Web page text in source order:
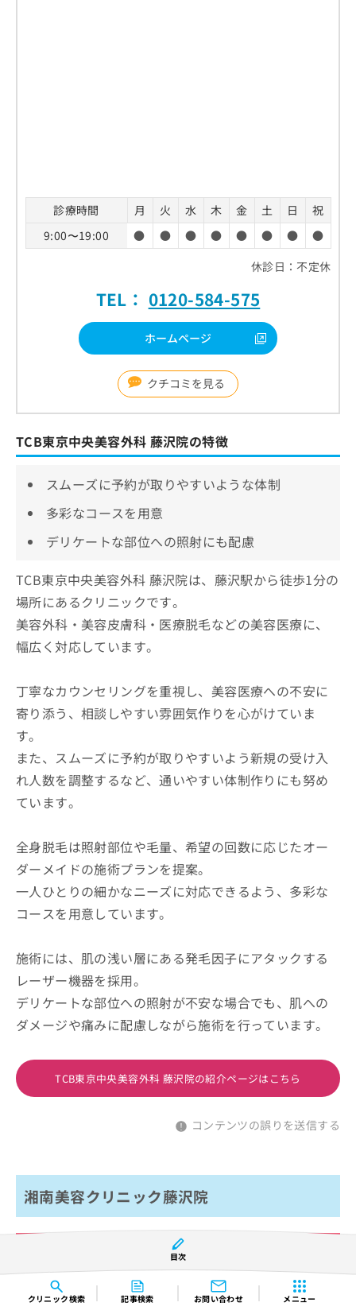
クリニック検索 記事検索 お問い合わせ メニュー
診療時間 月 火 水 木 金 土 日
祝
9:00〜19:00
● ● ● ● ● ● ●
●
休診日：不定休
TEL： 0120-584-575
ホームページ
クチコミを見る
TCB東京中央美容外科 藤沢院の特徴
スムーズに予約が取りやすいような体制
多彩なコースを用意
デリケートな部位への照射にも配慮
TCB東京中央美容外科 藤沢院は、藤沢駅から徒歩1分の
場所にあるクリニックです。
美容外科・美容皮膚科・医療脱毛などの美容医療に、
幅広く対応しています。
丁寧なカウンセリングを重視し、美容医療への不安に
寄り添う、相談しやすい雰囲気作りを心がけていま
す。
また、スムーズに予約が取りやすいよう新規の受け入
れ人数を調整するなど、通いやすい体制作りにも努め
ています。
全身脱毛は照射部位や毛量、希望の回数に応じたオー
ダーメイドの施術プランを提案。
一人ひとりの細かなニーズに対応できるよう、多彩な
コースを用意しています。
施術には、肌の浅い層にある発毛因子にアタックする
レーザー機器を採用。
デリケートな部位への照射が不安な場合でも、肌への
ダメージや痛みに配慮しながら施術を行っています。
TCB東京中央美容外科 藤沢院の紹介ページはこちら
コンテンツの誤りを送信する
湘南美容クリニック藤沢院
目次